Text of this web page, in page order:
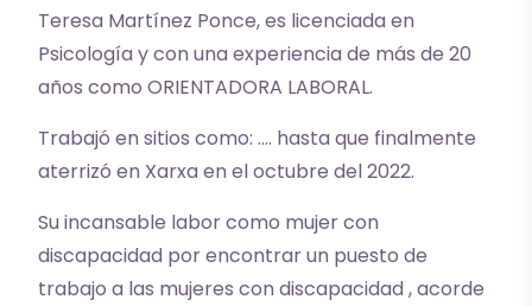
Teresa Martínez Ponce, es licenciada en
Psicología y con una experiencia de más de 20
años como ORIENTADORA LABORAL.
Trabajó en sitios como: …. hasta que finalmente
aterrizó en Xarxa en el octubre del 2022.
Su incansable labor como mujer con
discapacidad por encontrar un puesto de
trabajo a las mujeres con discapacidad , acorde